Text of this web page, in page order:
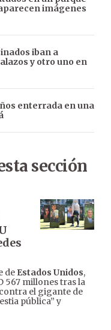
imágenes
iban a
y otro uno en
enterrada en una
sección
de Estados Unidos,
567 millones tras la
el gigante de
pública” y